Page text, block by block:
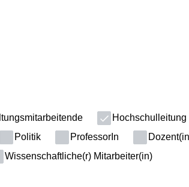
Hochschulleitung
Politik ProfessorIn
Wissenschaftliche(r) Mitarbeiter(in)